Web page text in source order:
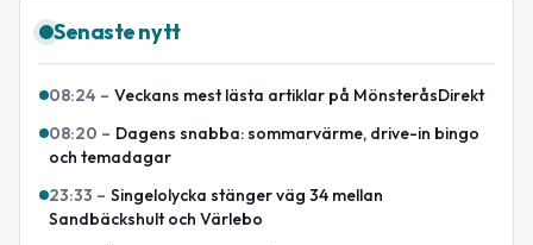
Senaste nytt
08:24 – Veckans mest lästa artiklar på MönsteråsDirekt
08:20 – Dagens snabba: sommarvärme, drive-in bingo
och temadagar
23:33 – Singelolycka stänger väg 34 mellan
Sandbäckshult och Värlebo